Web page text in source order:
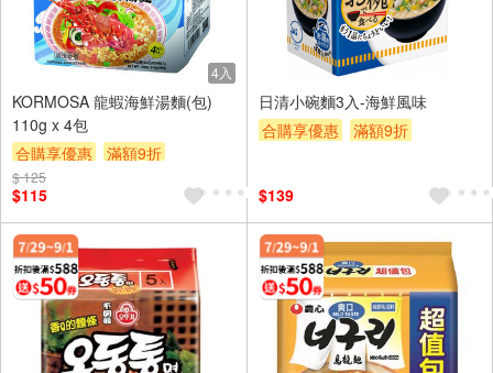
4入
KORMOSA 龍蝦海鮮湯麵(包)
110g x 4包
合購享優惠
滿額9折
滿額贈券
$ 125
$115
日清小碗麵3入-海鮮風味
合購享優惠
滿額9折
$139